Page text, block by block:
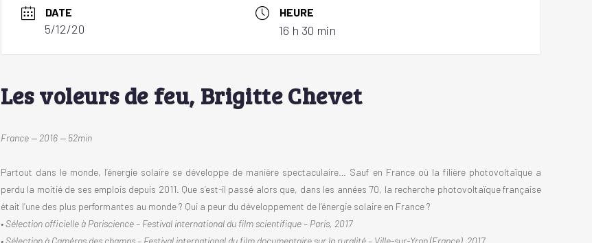
DATE
5/12/20
HEURE
16 h 30 min
Les voleurs de feu, Brigitte Chevet
France — 2016 — 52min
Partout dans le monde, l’énergie solaire se développe de manière spectaculaire… Sauf en France où la filière photovoltaïque a
perdu la moitié de ses emplois depuis 2011. Que s’est-il passé alors que, dans les années 70, la recherche photovoltaïque française
était l’une des plus performantes au monde ? Qui a peur du développement de l’énergie solaire en France ?
• Sélection officielle à Pariscience – Festival international du film scientifique – Paris, 2017